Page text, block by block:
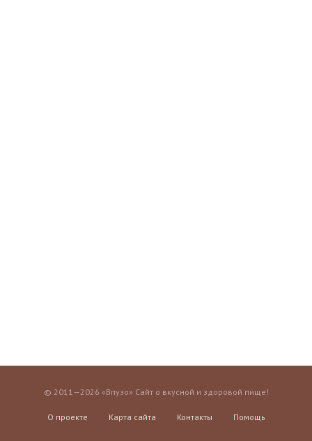
© 2011—2026 «Впузо» Сайт о вкусной и здоровой пище!
О проекте Карта сайта Контакты Помощь